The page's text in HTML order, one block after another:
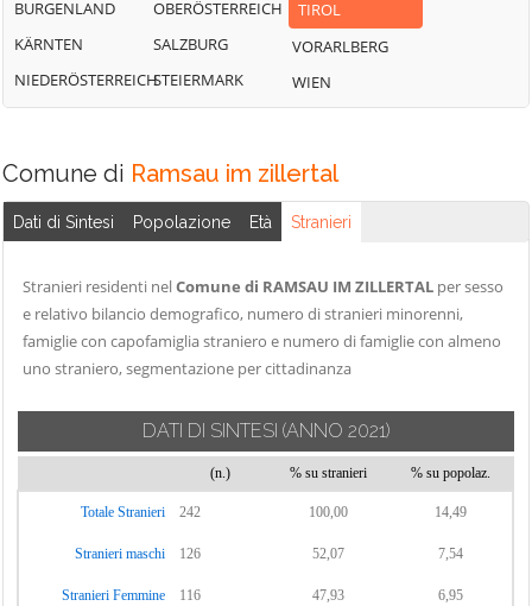
BURGENLAND
KÄRNTEN
NIEDERÖSTERREICH
OBERÖSTERREICH
SALZBURG
STEIERMARK
TIROL
VORARLBERG
WIEN
Comune di Ramsau im zillertal
Dati di Sintesi Popolazione Età Stranieri
Stranieri residenti nelComune di RAMSAU IM ZILLERTAL per sesso
e relativo bilancio demografico, numero di stranieri minorenni,
famiglie con capofamiglia straniero e numero di famiglie con almeno
uno straniero, segmentazione per cittadinanza
DATI DI SINTESI (ANNO 2021)
(n.) % su stranieri % su popolaz.
Totale Stranieri 242 100,00 14,49
Stranieri maschi 126 52,07 7,54
Stranieri Femmine 116 47,93 6,95